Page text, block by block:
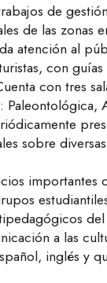
de
de las zonas
atención al
con
con tres
Paleontológica,
sobre
importantes
a las
inglés y